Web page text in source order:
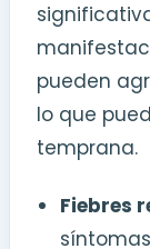
pueden
lo que
temprana.
Fiebres